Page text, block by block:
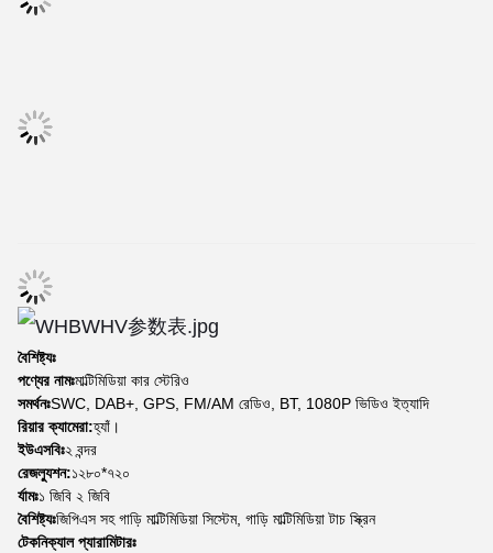
বৈশিষ্ট্যঃ
পণ্যের নামঃমাল্টিমিডিয়া কার স্টেরিও
সমর্থনঃSWC, DAB+, GPS, FM/AM রেডিও, BT, 1080P ভিডিও ইত্যাদি
রিয়ার ক্যামেরা:হ্যাঁ।
ইউএসবিঃ২ বন্দর
রেজল্যুশন:১২৮০*৭২০
র্যামঃ১ জিবি ২ জিবি
বৈশিষ্ট্যঃজিপিএস সহ গাড়ি মাল্টিমিডিয়া সিস্টেম, গাড়ি মাল্টিমিডিয়া টাচ স্ক্রিন
টেকনিক্যাল প্যারামিটারঃ